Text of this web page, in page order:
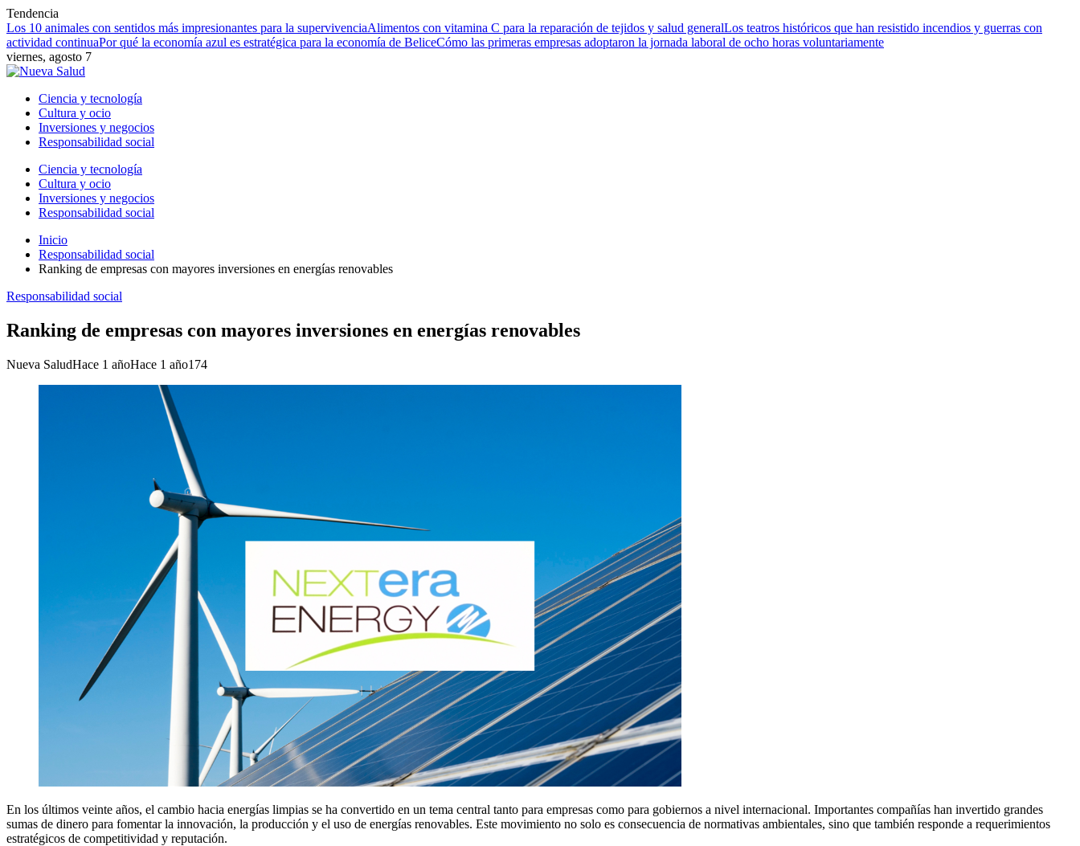
Tendencia
Los 10 animales con sentidos más impresionantes para la supervivenciaAlimentos con vitamina C para la reparación de tejidos y salud generalLos teatros históricos que han resistido incendios y guerras con
actividad continuaPor qué la economía azul es estratégica para la economía de BeliceCómo las primeras empresas adoptaron la jornada laboral de ocho horas voluntariamente
viernes, agosto 7
Ciencia y tecnología
Cultura y ocio
Inversiones y negocios
Responsabilidad social
Ciencia y tecnología
Cultura y ocio
Inversiones y negocios
Responsabilidad social
Inicio
Responsabilidad social
Ranking de empresas con mayores inversiones en energías renovables
Responsabilidad social
Ranking de empresas con mayores inversiones en energías renovables
Nueva SaludHace 1 añoHace 1 año174
En los últimos veinte años, el cambio hacia energías limpias se ha convertido en un tema central tanto para empresas como para gobiernos a nivel internacional. Importantes compañías han invertido grandes
sumas de dinero para fomentar la innovación, la producción y el uso de energías renovables. Este movimiento no solo es consecuencia de normativas ambientales, sino que también responde a requerimientos
estratégicos de competitividad y reputación.